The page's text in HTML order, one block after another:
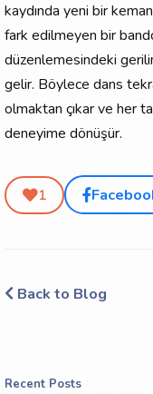
kaydında yeni bir
fark edilmeyen bir
düzenlemesindeki
gelir. Böylece dans
olmaktan çıkar ve her
deneyime dönüşür.
1
Back to Blog
Recent Posts